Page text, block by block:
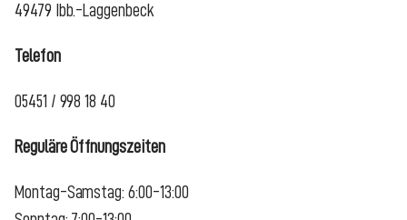
49479 Ibb.-Laggenbeck
Telefon
05451 / 998 18 40
Reguläre Öffnungszeiten
Montag-Samstag: 6:00-13:00